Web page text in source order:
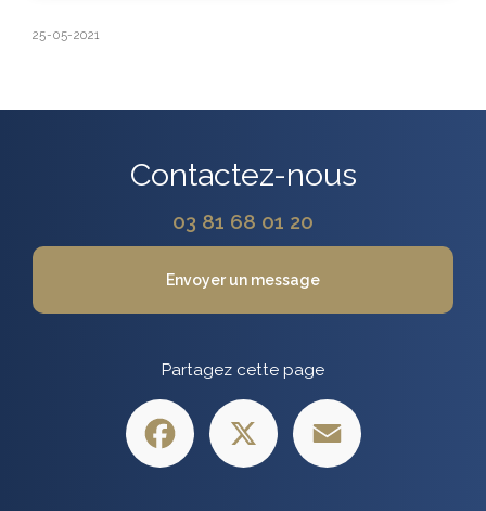
25-05-2021
Contactez-nous
03 81 68 01 20
Envoyer un message
Partagez cette page
Facebook